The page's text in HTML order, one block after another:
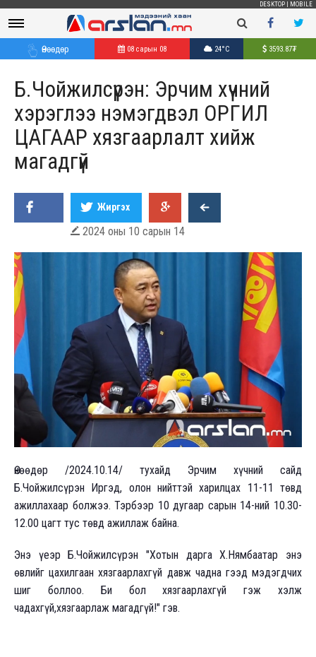
DESKTOP MOBILE
Өнөөдөр 08 сарын 08 24°C 3593.87₮
Б.Чойжилсүрэн: Эрчим хүчний
хэрэглээ нэмэгдвэл ОРГИЛ
ЦАГААР хязгаарлалт хийж
магадгүй
Жиргэх
 2024 оны 10 сарын 14
Өнөөдөр /2024.10.14/ тухайд Эрчим хүчний сайд
Б.Чойжилсүрэн Иргэд, олон нийттэй харилцах 11-11 төвд
ажиллахаар болжээ. Тэрбээр 10 дугаар сарын 14-ний 10.30-
12.00 цагт тус төвд ажиллаж байна.
Энэ үеэр Б.Чойжилсүрэн "Хотын дарга Х.Нямбаатар энэ
өвлийг цахилгаан хязгаарлахгүй давж чадна гээд мэдэгдчих
шиг боллоо. Би бол хязгаарлахгүй гэж хэлж
чадахгүй,хязгаарлаж магадгүй!" гэв.